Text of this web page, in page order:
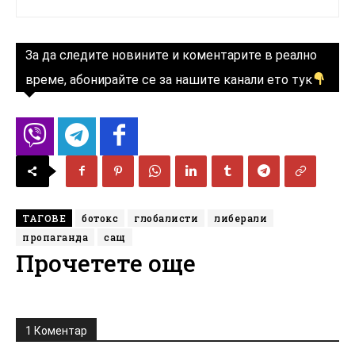
За да следите новините и коментарите в реално
време, абонирайте се за нашите канали ето тук
ТАГОВЕ ботокс глобалисти
либерали
пропаганда
сащ
Прочетете още
1 Коментар